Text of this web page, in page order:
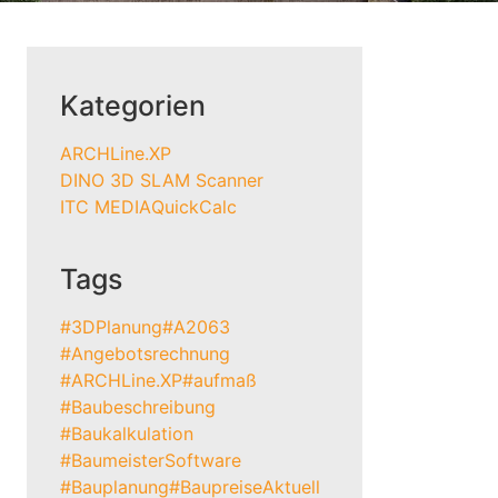
Kategorien
ARCHLine.XP
DINO 3D SLAM Scanner
ITC MEDIAQuickCalc
Tags
#3DPlanung#A2063
#Angebotsrechnung
#ARCHLine.XP#aufmaß
#Baubeschreibung
#Baukalkulation
#BaumeisterSoftware
#Bauplanung#BaupreiseAktuell